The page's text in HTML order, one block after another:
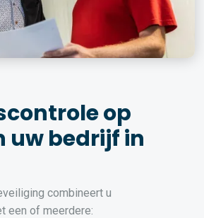
op
uw bedrijf in
combineert u
een of meerdere: